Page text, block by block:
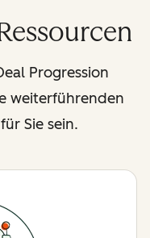
Progression
weiterführenden
Sie sein.